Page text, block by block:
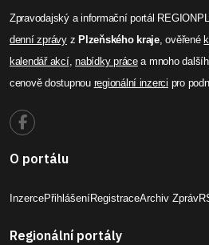
Zpravodajský a informační portál
denní zprávyzPlzeňského kraje, ověřené
kalendář akcí,nabídky prácea mnoho
cenově dostupnou regionální inzerci pro
O portálu
InzercePřihlášeníRegistraceArchiv Zpráv
Regionální portály